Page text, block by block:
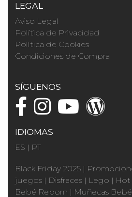
LEGAL
Aviso Legal
Política de Privacidad
Política de Cookies
Condiciones de Compra
SÍGUENOS
IDIOMAS
ES | PT
Black Friday 2025 |
juegos | Disfraces | Lego | Hot
Bebé Reborn | Muñecas Bebé